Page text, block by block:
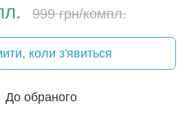
999 грн/компл.
коли з'явиться
До обраного